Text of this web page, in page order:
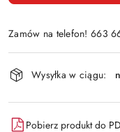
Zamów na telefon! 663
Dostępność
i
dostawa
Wysyłka w ciągu:
Pobierz produkt do